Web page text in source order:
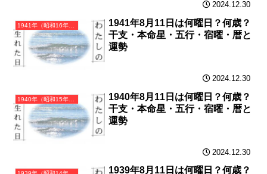
2024.12.30
1941年（昭和16年）辛巳（かのとみ）・巳年（へび年）カレンダー（月曜はじまり）
1941年8月11日は何曜日？何歳？
干支・本命星・五行・宿曜・暦と
運勢
2024.12.30
1940年（昭和15年）庚辰（かのえたつ）・辰年（たつ年）カレンダー（月曜はじまり）
1940年8月11日は何曜日？何歳？
干支・本命星・五行・宿曜・暦と
運勢
2024.12.30
1939年8月11日は何曜日？何歳？